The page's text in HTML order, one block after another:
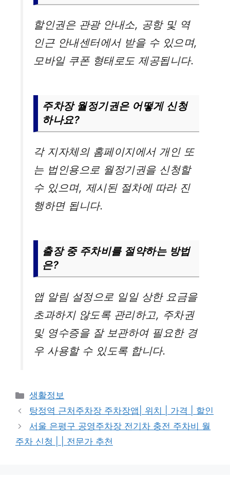
할인권은 관광 안내소, 공항 및 역
인근 안내센터에서 받을 수 있으며,
모바일 쿠폰 형태로도 제공됩니다.
주차장 월정기권은 어떻게 신청
하나요?
각 지자체의 홈페이지에서 개인 또
는 법인용으로 월정기권을 신청할
수 있으며, 제시된 절차에 따라 진
행하면 됩니다.
출장 중 주차비를 절약하는 방법
은?
앱 알림 설정으로 일일 상한 요금을
초과하지 않도록 관리하고, 주차권
및 영수증을 잘 보관하여 필요한 경
우 사용할 수 있도록 합니다.
카
테
리
생활정보
탕정역 근처주차장 주차장앱| 위치 | 가격 | 할인
서울 은평구 공영주차장 전기차 충전 주차비 월
주차 신청 | | 전문가 추천